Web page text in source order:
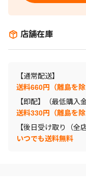
店舗在庫
【通常配送】
送料660円（離島を
【即配】（最低購入
送料330円（離島を
【後日受け取り（全
いつでも送料無料